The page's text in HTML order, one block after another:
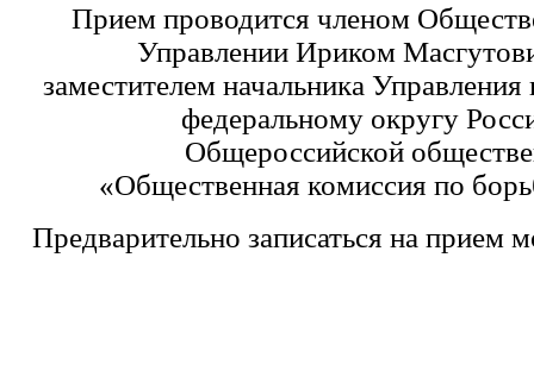
Прием проводится членом
Управлении Ириком
заместителем начальника
федеральному округу
Общероссийской
«Общественная комиссия по
Предварительно записаться на прием